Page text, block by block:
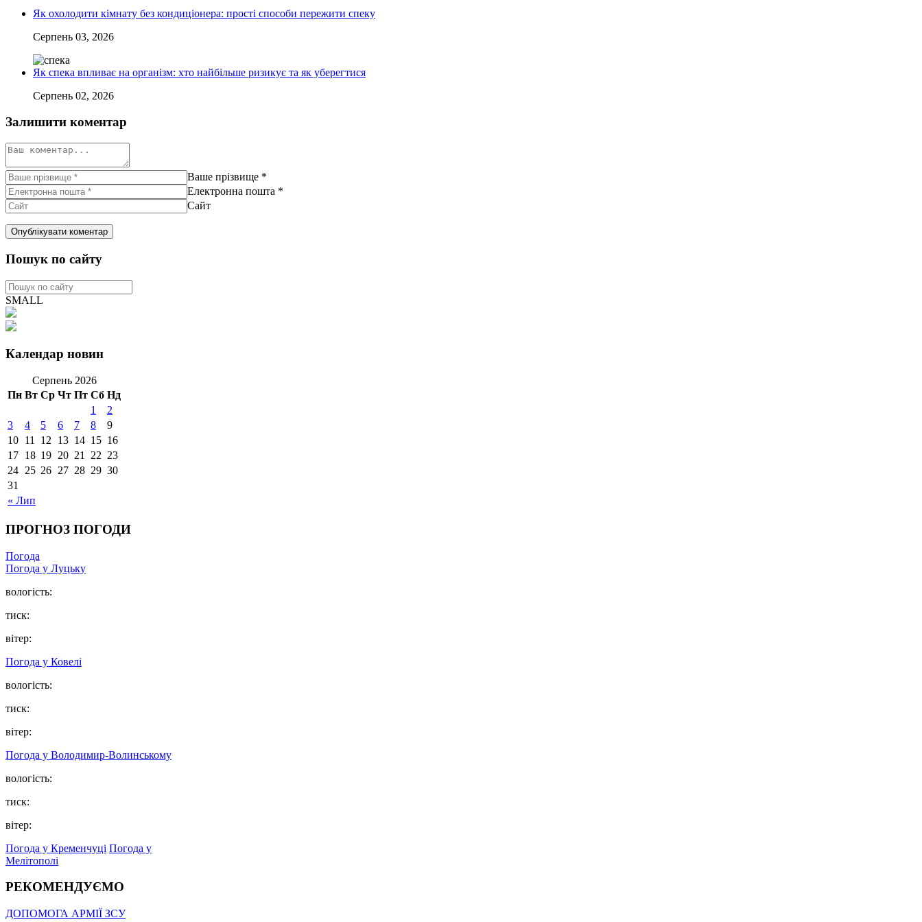
Як охолодити кімнату без кондиціонера: прості способи пережити спеку
Серпень 03, 2026
Як спека впливає на організм: хто найбільше ризикує та як уберегтися
Серпень 02, 2026
Залишити коментар
Ваше прізвище *
Електронна пошта *
Сайт
Пошук по сайту
SMALL
Календар новин
Серпень 2026
Пн Вт Ср Чт Пт Сб Нд
« Лип
1
2
3
4 5 6 7 8
9
10 11 12 13 14 15 16
17 18 19 20 21 22 23
24 25 26 27 28 29 30
31
ПРОГНОЗ ПОГОДИ
Погода
Погода у Луцьку
вологість:
тиск:
вітер:
Погода у Ковелі
вологість:
тиск:
вітер:
Погода у Володимир-Волинському
вологість:
тиск:
вітер:
Погода у Кременчуці Погода у
Мелітополі
РЕКОМЕНДУЄМО
ДОПОМОГА АРМІЇ ЗСУ